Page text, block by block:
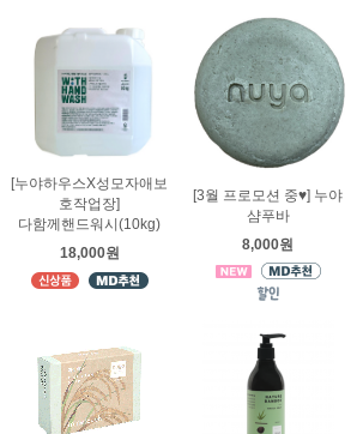
[누야하우스X성모자애보
호작업장]
다함께핸드워시(10kg)
18,000원
[3월 프로모션 중♥] 누야
샴푸바
8,000원